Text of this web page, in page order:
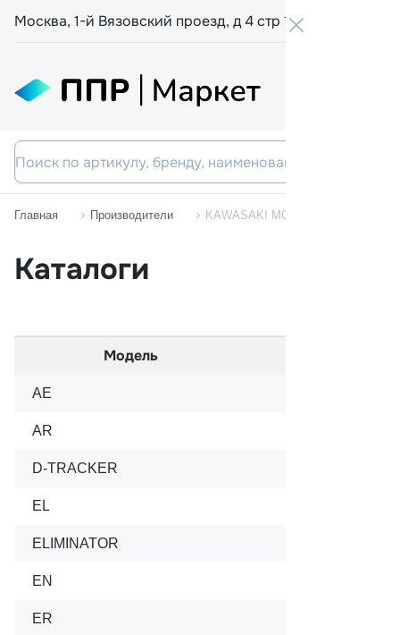
Москва, 1-й Вязовский проезд, д 4 стр 19
Главная Производители KAWASAKI MOTORCYCLES
Каталоги
Модель
AE
AR
D-TRACKER
EL
ELIMINATOR
EN
ER